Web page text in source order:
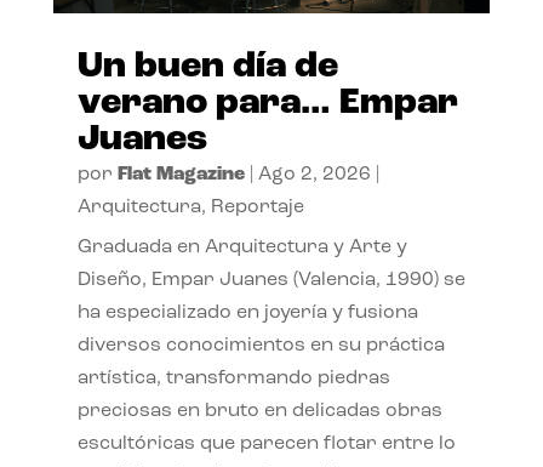
Un buen día de
verano para… Empar
Juanes
por Flat Magazine| Ago 2, 2026
Arquitectura, Reportaje
Graduada en Arquitectura y Arte y
Diseño, Empar Juanes (Valencia, 1990) se
ha especializado en joyería y fusiona
diversos conocimientos en su práctica
artística, transformando piedras
preciosas en bruto en delicadas obras
escultóricas que parecen flotar entre lo